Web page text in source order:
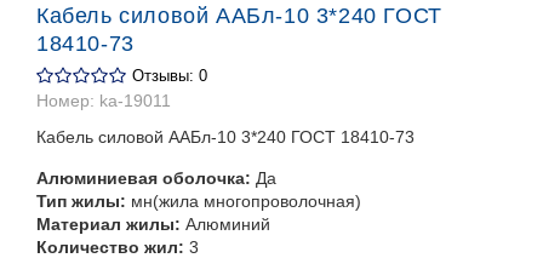
Кабель силовой ААБл-10 3*240 ГОСТ
18410-73
Отзывы: 0
Номер: ka-19011
Кабель силовой ААБл-10 3*240 ГОСТ 18410-73
Алюминиевая оболочка: Да
Тип жилы: мн(жила многопроволочная)
Материал жилы: Алюминий
Количество жил: 3